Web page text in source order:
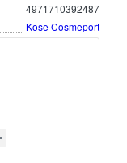
4971710392487
Kose Cosmeport